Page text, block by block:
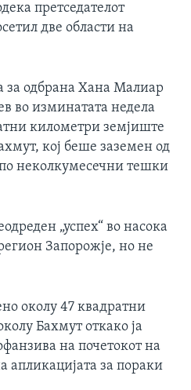
претседателот
две области на
одбрана Хана Малиар
во изминатата недела
километри земјиште
кој беше заземен од
неколкумесечни тешки
„успех“ во насока
Запорожје, но не
околу 47 квадратни
Бахмут откако ја
на почетокот на
за пораки